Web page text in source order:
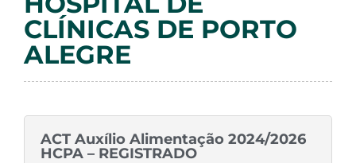
CLÍNICAS DE PORTO
ALEGRE
ACT Auxílio Alimentação 2024/2026
HCPA – REGISTRADO